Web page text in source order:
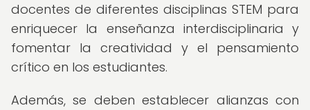
docentes de diferentes disciplinas STEM para
enriquecer la enseñanza interdisciplinaria y
fomentar la creatividad y el pensamiento
crítico en los estudiantes.
Además, se deben establecer alianzas con